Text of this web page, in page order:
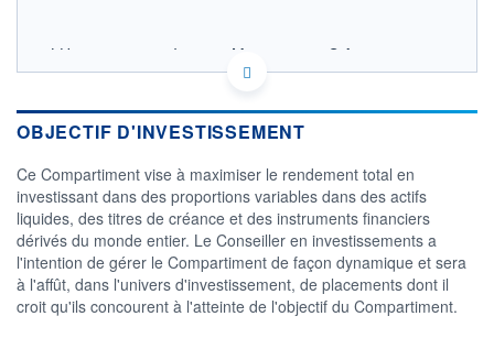
LU1332269668 - Invesco Management S.A.
OPCVM DERNIER COURS CONNU AU 05/08/2026
01/12 01/04 04/08
CATÉGORIE MORNINGSTAR
OBJECTIF D'INVESTISSEMENT
Ce Compartiment vise à maximiser le rendement total en
investissant dans des proportions variables dans des actifs
liquides, des titres de créance et des instruments financiers
dérivés du monde entier. Le Conseiller en investissements a
l'intention de gérer le Compartiment de façon dynamique et sera
à l'affût, dans l'univers d'investissement, de placements dont il
croit qu'ils concourent à l'atteinte de l'objectif du Compartiment.